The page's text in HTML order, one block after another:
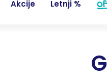
Akcije Letnji %